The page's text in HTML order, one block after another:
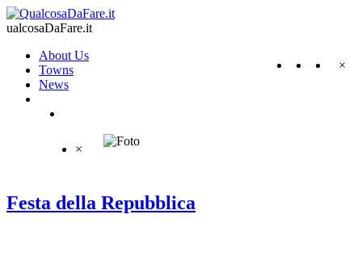
ualcosaDaFare.it
×
About Us
Towns
News
×
Festa della Repubblica